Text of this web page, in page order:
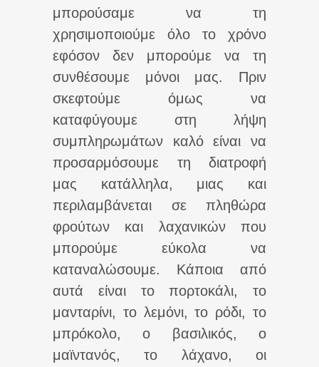
μπορούσαμε να τη
χρησιμοποιούμε όλο το χρόνο
εφόσον δεν μπορούμε να τη
συνθέσουμε μόνοι μας. Πριν
σκεφτούμε όμως να
καταφύγουμε στη λήψη
συμπληρωμάτων καλό είναι να
προσαρμόσουμε τη διατροφή
μας κατάλληλα, μιας και
περιλαμβάνεται σε πληθώρα
φρούτων και λαχανικών που
μπορούμε εύκολα να
καταναλώσουμε. Κάποια από
αυτά είναι το πορτοκάλι, το
μανταρίνι, το λεμόνι, το ρόδι, το
μπρόκολο, ο βασιλικός, ο
μαϊντανός, το λάχανο, οι